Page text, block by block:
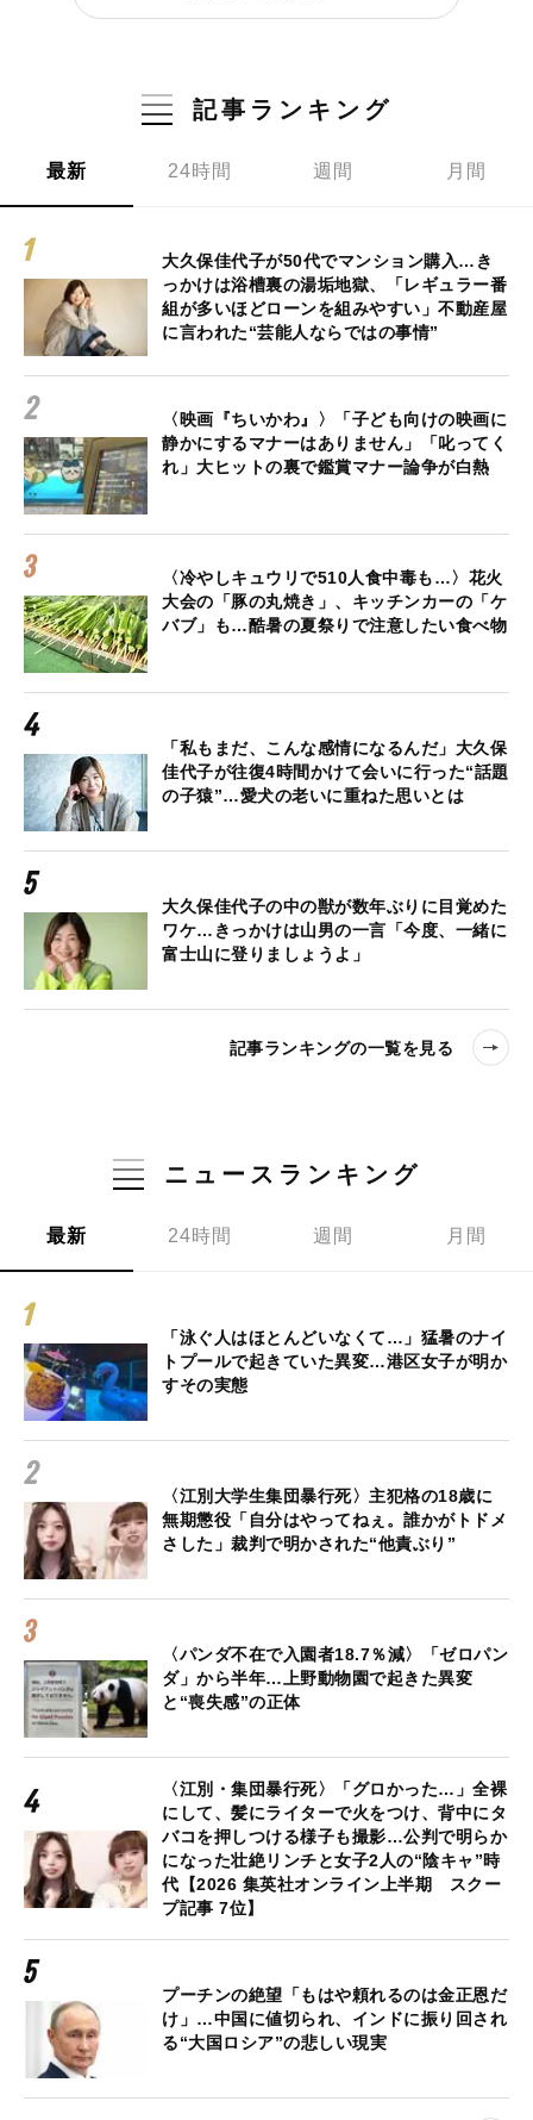
記事ランキング
最新 24時間 週間 月間
大久保佳代子が50代でマンション購入…き
っかけは浴槽裏の湯垢地獄、「レギュラー番
組が多いほどローンを組みやすい」不動産屋
に言われた“芸能人ならではの事情”
〈映画『ちいかわ』〉「子ども向けの映画に
静かにするマナーはありません」「叱ってく
れ」大ヒットの裏で鑑賞マナー論争が白熱
〈冷やしキュウリで510人食中毒も…〉花火
大会の「豚の丸焼き」、キッチンカーの「ケ
バブ」も…酷暑の夏祭りで注意したい食べ物
「私もまだ、こんな感情になるんだ」大久保
佳代子が往復4時間かけて会いに行った“話題
の子猿”…愛犬の老いに重ねた思いとは
大久保佳代子の中の獣が数年ぶりに目覚めた
ワケ…きっかけは山男の一言「今度、一緒に
富士山に登りましょうよ」
記事ランキングの一覧を見る
ニュースランキング
最新 24時間 週間 月間
「泳ぐ人はほとんどいなくて…」猛暑のナイ
トプールで起きていた異変…港区女子が明か
すその実態
〈江別大学生集団暴行死〉主犯格の18歳に
無期懲役「自分はやってねぇ。誰かがトドメ
さした」裁判で明かされた“他責ぶり”
〈パンダ不在で入園者18.7％減〉「ゼロパン
ダ」から半年…上野動物園で起きた異変
と“喪失感”の正体
〈江別・集団暴行死〉「グロかった…」全裸
にして、髪にライターで火をつけ、背中にタ
バコを押しつける様子も撮影…公判で明らか
になった壮絶リンチと女子2人の“陰キャ”時
代【2026 集英社オンライン上半期 スクー
プ記事 7位】
プーチンの絶望「もはや頼れるのは金正恩だ
け」…中国に値切られ、インドに振り回され
る“大国ロシア”の悲しい現実